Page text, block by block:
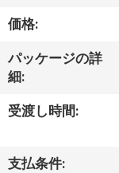
に
つ
い
価格:
パッケージの詳
細:
受渡し時間:
支払条件: